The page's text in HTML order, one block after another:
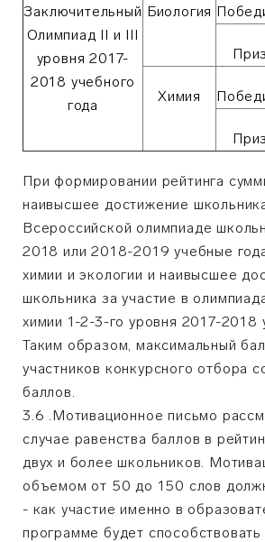
Заключительный
Олимпиад II и III
уровня 2017-
2018 учебного
года
Биология
Химия
При формировании рейтинга
наивысшее достижение
Всероссийской олимпиаде
2018 или 2018-2019 учебные
химии и экологии и наивысшее
школьника за участие в
химии 1-2-3-го уровня 2017-2018
Таким образом, максимальный
участников конкурсного отбора
баллов.
3.6 .Мотивационное письмо
случае равенства баллов в
двух и более школьников.
объемом от 50 до 150 слов
- как участие именно в
программе будет